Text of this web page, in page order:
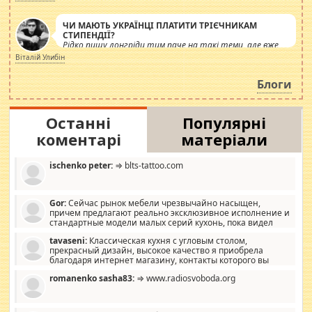
ЧИ МАЮТЬ УКРАЇНЦІ ПЛАТИТИ ТРІЄЧНИКАМ
СТИПЕНДІЇ?
Рідко пишу лонгріди тим паче на такі теми, але вже
просто дістало! Обурюють сьогоднішні інсенуації
навколо стипендіального питання. Штучно
роздувається ще одна соціальна катастрофа.
Віталій Улибін
Блоги
Останні
коментарі
Популярні
матеріали
ischenko peter: ⇒ blts-tattoo.com
Gor:Сейчас рынок мебели чрезвычайно насыщен,
причем предлагают реально эксклюзивное исполнение и
стандартные модели малых серий кухонь, пока видел
стандартные формы, в MebelOk, креативненько и что главное -
со вкусом все в порядке, без ненужных наворотов удорожающих
мебель, а это не последний фактор.
tavaseni: Классическая кухня с угловым столом,
прекрасный дизайн, высокое качество я приобрела
благодаря интернет магазину, контакты которого вы
romanenko sasha83: ⇒ www.radiosvoboda.org